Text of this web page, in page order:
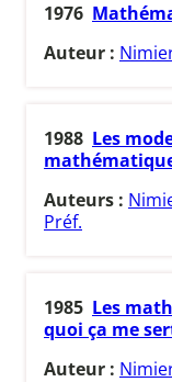
1976
Auteur :
1988 Les
Auteurs :
Préf.
1985 Les
quoi ça me
Auteur :